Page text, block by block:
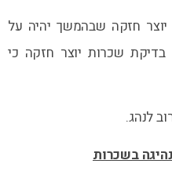
חזקה שבהמשך יהיה על
שכרות יוצר חזקה כי
לנהג.
בשכרות